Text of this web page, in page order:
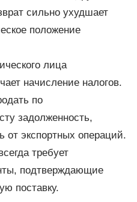
сильно ухудшает
положение
лица
начисление налогов.
по
задолженность,
от экспортных операций.
требует
подтверждающие
поставку.